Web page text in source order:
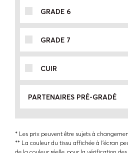
GRADE 6
GRADE 7
CUIR
PARTENAIRES PRÉ-GRADÉ
* Les prix peuvent être sujets à
** La couleur du tissu affichée à l'écran